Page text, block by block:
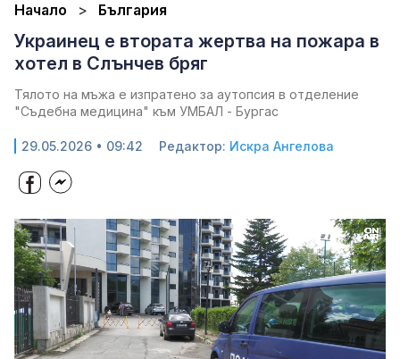
Начало България
Украинец е втората жертва на пожара в
хотел в Слънчев бряг
Тялото на мъжа е изпратено за аутопсия в отделение
"Съдебна медицина" към УМБАЛ - Бургас
29.05.2026 • 09:42 Редактор: Искра Ангелова